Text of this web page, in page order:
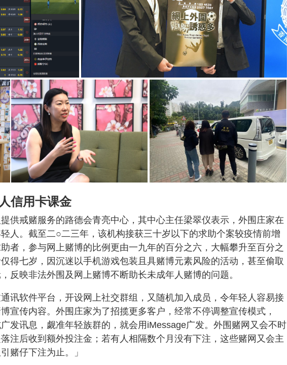
信用卡课金
供戒赌服务的路德会青亮中心，其中心主任梁翠仪表示，外围庄家在
人。截至二○二三年，该机构接获三十岁以下的求助个案较疫情前增
者，参与网上赌博的比例更由一九年的百分之六，大幅攀升至百分之
得七岁，因沉迷以手机游戏包装且具赌博元素风险的活动，甚至偷取
反映非法外围及网上赌博不断助长未成年人赌博的问题。
讯软件平台，开设网上社交群组，又随机加入成员，令年轻人容易接
宣传内容。外围庄家为了招揽更多客户，经常不停调整宣传模式，
发讯息，觑准年轻族群的，就会用iMessage广发。外围赌网又会不时
注后收到额外投注金；若有人相隔数个月没有下注，这些赌网又会主
赌仔下注为止。」